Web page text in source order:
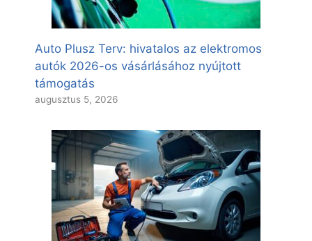
Auto Plusz Terv: hivatalos az elektromos
autók 2026-os vásárlásához nyújtott
támogatás
augusztus 5, 2026